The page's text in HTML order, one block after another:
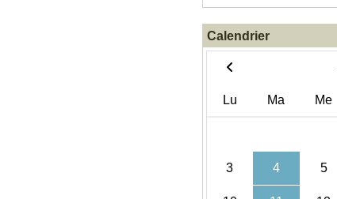
Calendrier
Lu Ma Me
3 4 5